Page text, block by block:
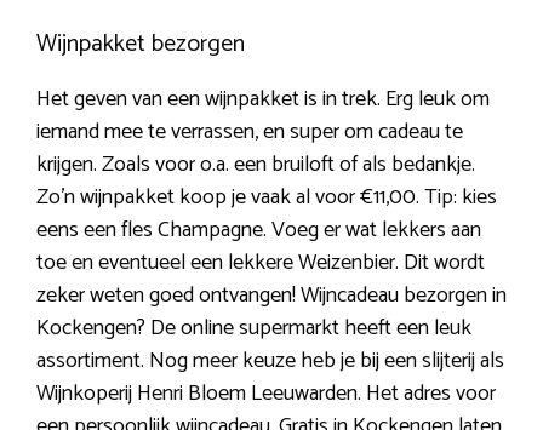
Wijnpakket bezorgen
Het geven van een wijnpakket is in trek. Erg leuk om
iemand mee te verrassen, en super om cadeau te
krijgen. Zoals voor o.a. een bruiloft of als bedankje.
Zo’n wijnpakket koop je vaak al voor €11,00. Tip: kies
eens een fles Champagne. Voeg er wat lekkers aan
toe en eventueel een lekkere Weizenbier. Dit wordt
zeker weten goed ontvangen! Wijncadeau bezorgen in
Kockengen? De online supermarkt heeft een leuk
assortiment. Nog meer keuze heb je bij een slijterij als
Wijnkoperij Henri Bloem Leeuwarden. Het adres voor